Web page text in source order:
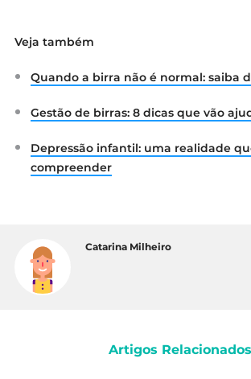
Veja também
Quando a birra não é normal: saiba
Gestão de birras: 8 dicas que vão
Depressão infantil: uma realidade
compreender
Catarina Milheiro
Artigos Relacionados